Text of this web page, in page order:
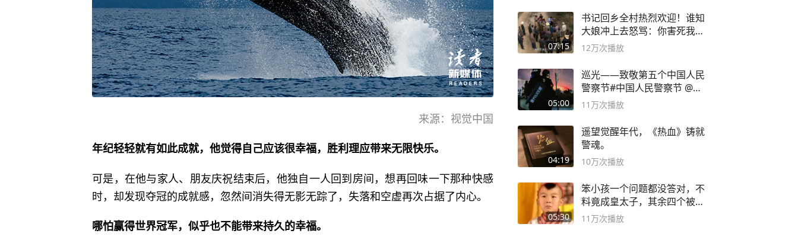
来源：视觉中国
年纪轻轻就有如此成就，他觉得自己应该很幸福，胜利理应带来无限快乐。
可是，在他与家人、朋友庆祝结束后，他独自一人回到房间，想再回味一下那种快感
时，却发现夺冠的成就感，忽然间消失得无影无踪了，失落和空虚再次占据了内心。
哪怕赢得世界冠军，似乎也不能带来持久的幸福。
07:15
书记回乡全村热烈欢迎！谁知
大娘冲上去怒骂：你害死我儿
子
12万次播放
05:00
巡光——致敬第五个中国人民
警察节#中国人民警察节 @抖
音小助手
11万次播放
04:19
遥望觉醒年代，《热血》铸就
警魂。
10万次播放
05:30
笨小孩一个问题都没答对，不
料竟成皇太子，其余四个被处
死
11万次播放